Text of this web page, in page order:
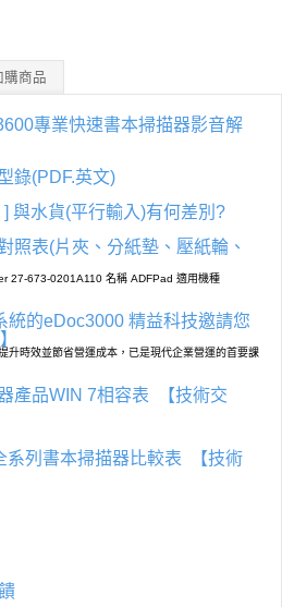
購商品
專業快速書本掃描器影音解
錄(PDF.英文)
與水貨(平行輸入)有何差別?
照表(片夾、分紙墊、壓紙輪、
27-673-0201A110 名稱 ADFPad 適用機種
統的eDoc3000 精益科技邀請您
升時效並節省營運成本，已是現代企業營運的首要課
產品WIN 7相容表
【技術交
系列書本掃描器比較表
【技術